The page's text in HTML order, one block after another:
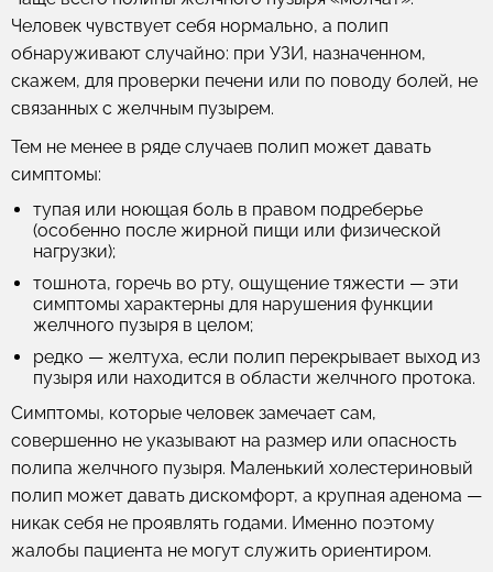
Человек чувствует себя нормально, а полип
обнаруживают случайно: при УЗИ, назначенном,
скажем, для проверки печени или по поводу болей, не
связанных с желчным пузырем.
Тем не менее в ряде случаев полип может давать
симптомы:
тупая или ноющая боль в правом подреберье
(особенно после жирной пищи или физической
нагрузки);
тошнота, горечь во рту, ощущение тяжести — эти
симптомы характерны для нарушения функции
желчного пузыря в целом;
редко — желтуха, если полип перекрывает выход из
пузыря или находится в области желчного протока.
Симптомы, которые человек замечает сам,
совершенно не указывают на размер или опасность
полипа желчного пузыря. Маленький холестериновый
полип может давать дискомфорт, а крупная аденома —
никак себя не проявлять годами. Именно поэтому
жалобы пациента не могут служить ориентиром.